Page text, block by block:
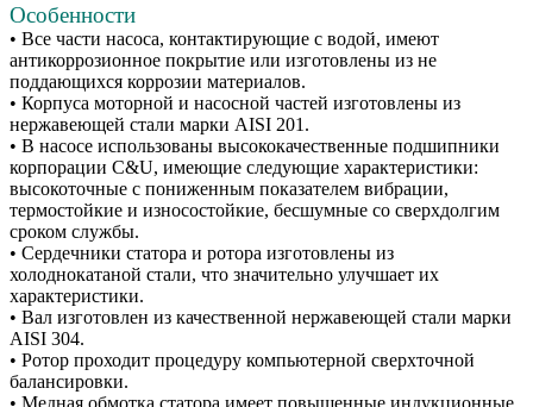
Особенности
• Все части насоса, контактирующие с водой, имеют
антикоррозионное покрытие или изготовлены из не
поддающихся коррозии материалов.
• Корпуса моторной и насосной частей изготовлены из
нержавеющей стали марки AISI 201.
• В насосе использованы высококачественные подшипники
корпорации C&U, имеющие следующие характеристики:
высокоточные с пониженным показателем вибрации,
термостойкие и износостойкие, бесшумные со сверхдолгим
сроком службы.
• Сердечники статора и ротора изготовлены из
холоднокатаной стали, что значительно улучшает их
характеристики.
• Вал изготовлен из качественной нержавеющей стали марки
AISI 304.
• Ротор проходит процедуру компьютерной сверхточной
балансировки.
• Медная обмотка статора имеет повышенные индукционные